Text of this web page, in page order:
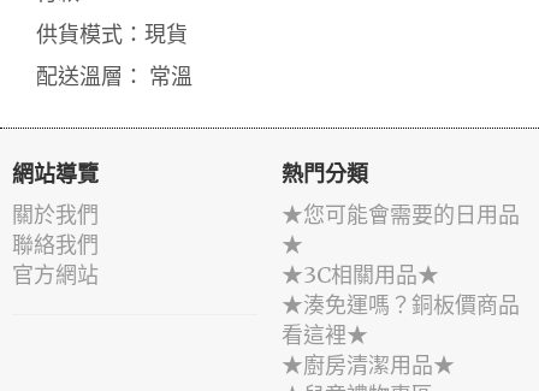
供貨模式：現貨
配送溫層： 常溫
網站導覽
關於我們
聯絡我們
官方網站
熱門分類
★您可能會需要的日用品
★
★3C相關用品★
★湊免運嗎？銅板價商品
看這裡★
★廚房清潔用品★